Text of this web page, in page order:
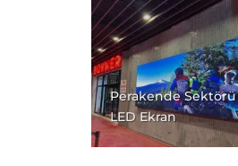
Perakende Sektörü
LED Ekran